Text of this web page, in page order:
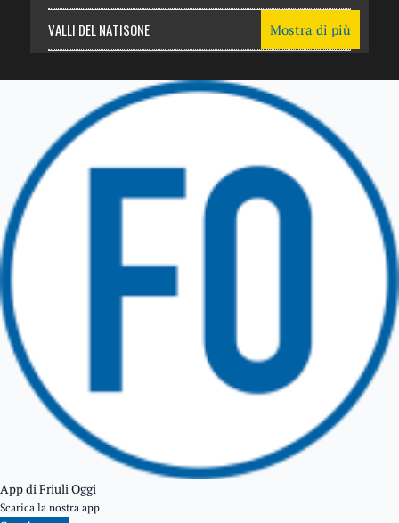
VALLI DEL NATISONE
TRICESIMO
TARCENTO
GEMONA DEL FRIULI
Mostra di più
App di Friuli Oggi
Scarica la nostra app